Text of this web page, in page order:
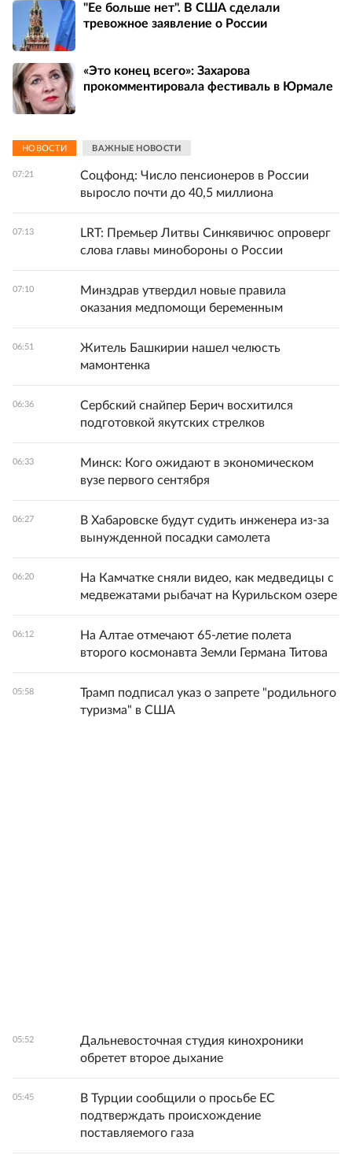
"Ее больше нет". В США сделали
тревожное заявление о России
«Это конец всего»: Захарова
прокомментировала фестиваль в Юрмале
НОВОСТИ ВАЖНЫЕ НОВОСТИ
07:21
Соцфонд: Число пенсионеров в России
выросло почти до 40,5 миллиона
07:13
LRT: Премьер Литвы Синкявичюс опроверг
слова главы минобороны о России
07:10
Минздрав утвердил новые правила
оказания медпомощи беременным
06:51
Житель Башкирии нашел челюсть
мамонтенка
06:36
Сербский снайпер Берич восхитился
подготовкой якутских стрелков
06:33
Минск: Кого ожидают в экономическом
вузе первого сентября
06:27
В Хабаровске будут судить инженера из-за
вынужденной посадки самолета
06:20
На Камчатке сняли видео, как медведицы с
медвежатами рыбачат на Курильском озере
06:12
На Алтае отмечают 65-летие полета
второго космонавта Земли Германа Титова
05:58
Трамп подписал указ о запрете "родильного
туризма" в США
05:52
Дальневосточная студия кинохроники
обретет второе дыхание
05:45
В Турции сообщили о просьбе ЕС
подтверждать происхождение
поставляемого газа